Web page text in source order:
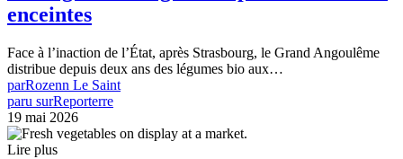
enceintes
Face à l’inaction de l’État, après Strasbourg, le Grand Angoulême
distribue depuis deux ans des légumes bio aux…
parRozenn Le Saint
paru surReporterre
19 mai 2026
Lire plus